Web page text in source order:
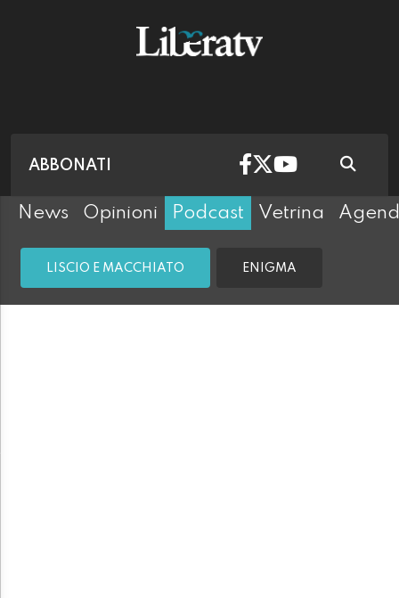
ABBONATI
News Opinioni Podcast Vetrina
LISCIO E MACCHIATO ENIGMA